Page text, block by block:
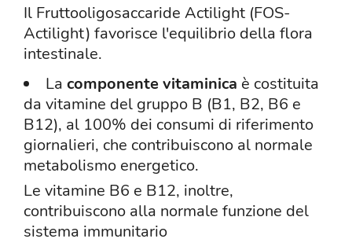
Il Fruttooligosaccaride Actilight (FOS-
Actilight) favorisce l'equilibrio della flora
intestinale.
La componente vitaminica è costituita
da vitamine del gruppo B (B1, B2, B6 e
B12), al 100% dei consumi di riferimento
giornalieri, che contribuiscono al normale
metabolismo energetico.
Le vitamine B6 e B12, inoltre,
contribuiscono alla normale funzione del
sistema immunitario